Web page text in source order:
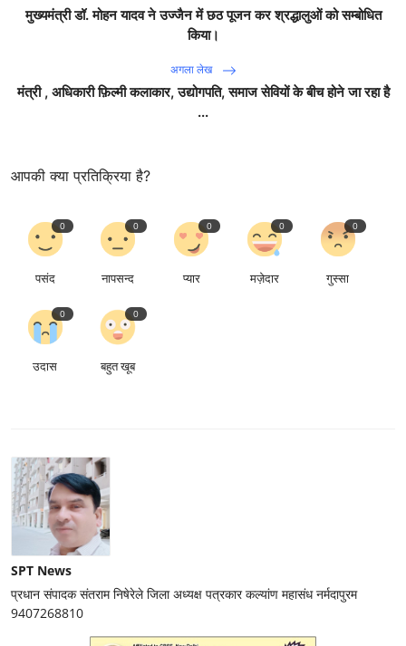
मुख्यमंत्री डॉ. मोहन यादव ने उज्जैन में छठ पूजन कर श्रद्धालुओं को सम्बोधित
किया।
अगला लेख
मंत्री , अधिकारी फ़िल्मी कलाकार, उद्योगपति, समाज सेवियों के बीच होने जा रहा है
...
आपकी क्या प्रतिक्रिया है?
0
पसंद
0
नापसन्द
0
प्यार
0
मज़ेदार
0
गुस्सा
0
उदास
0
बहुत खूब
SPT News
प्रधान संपादक संतराम निषेरेले जिला अध्यक्ष पत्रकार कल्यांण महासंध नर्मदापुरम
9407268810